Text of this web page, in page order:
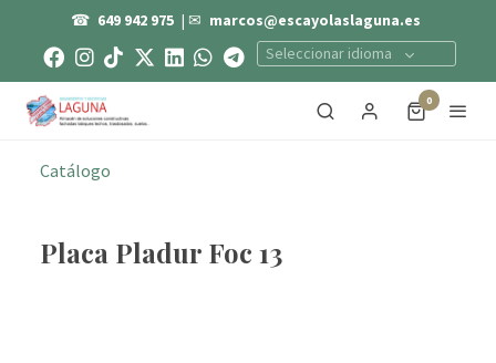
☎ 649 942 975 | ✉ marcos@escayolaslaguna.es
Seleccionar idioma
0
Catálogo
Placa Pladur Foc 13